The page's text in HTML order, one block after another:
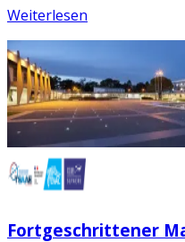
Weiterlesen
Fortgeschrittener